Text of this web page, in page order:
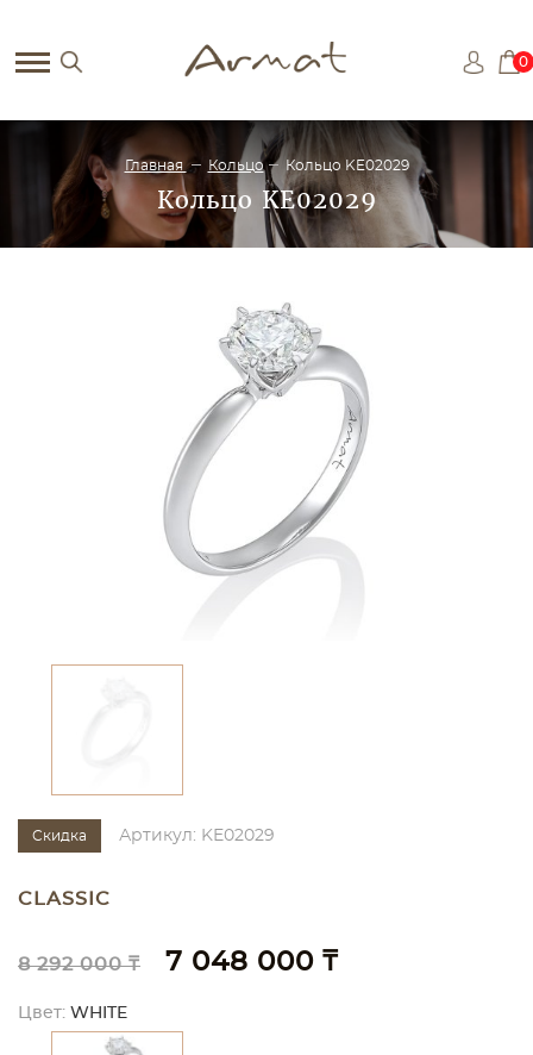
0
Главная Кольцо Кольцо KE02029
Кольцо KE02029
Скидка Артикул: KE02029
CLASSIC
8 292 000 ₸ 7 048 000 ₸
Цвет: WHITE